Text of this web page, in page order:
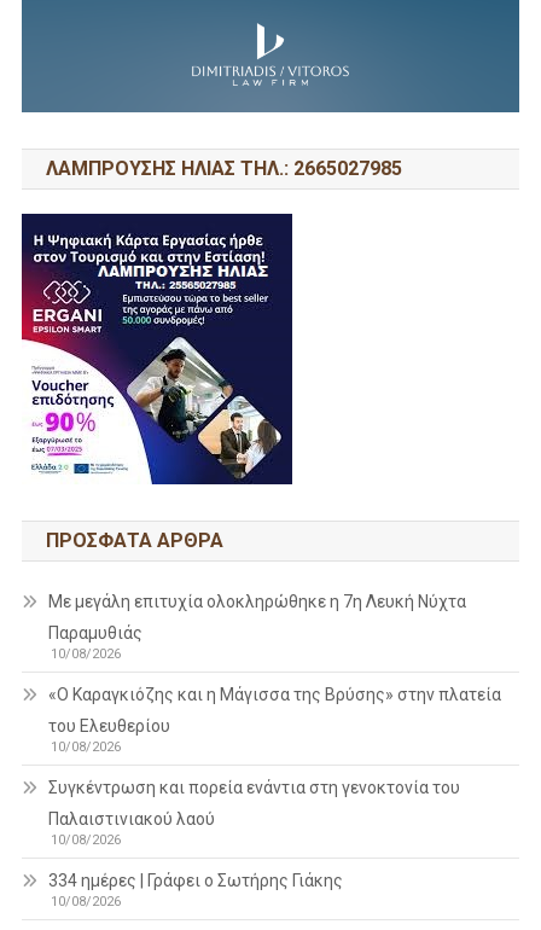
ΛΑΜΠΡΟΥΣΗΣ ΗΛΙΑΣ ΤΗΛ.: 2665027985
ΠΡΌΣΦΑΤΑ ΆΡΘΡΑ
Με μεγάλη επιτυχία ολοκληρώθηκε η 7η Λευκή Νύχτα
Παραμυθιάς
10/08/2026
«Ο Καραγκιόζης και η Μάγισσα της Βρύσης» στην πλατεία
του Ελευθερίου
10/08/2026
Συγκέντρωση και πορεία ενάντια στη γενοκτονία του
Παλαιστινιακού λαού
10/08/2026
334 ημέρες | Γράφει ο Σωτήρης Γιάκης
10/08/2026